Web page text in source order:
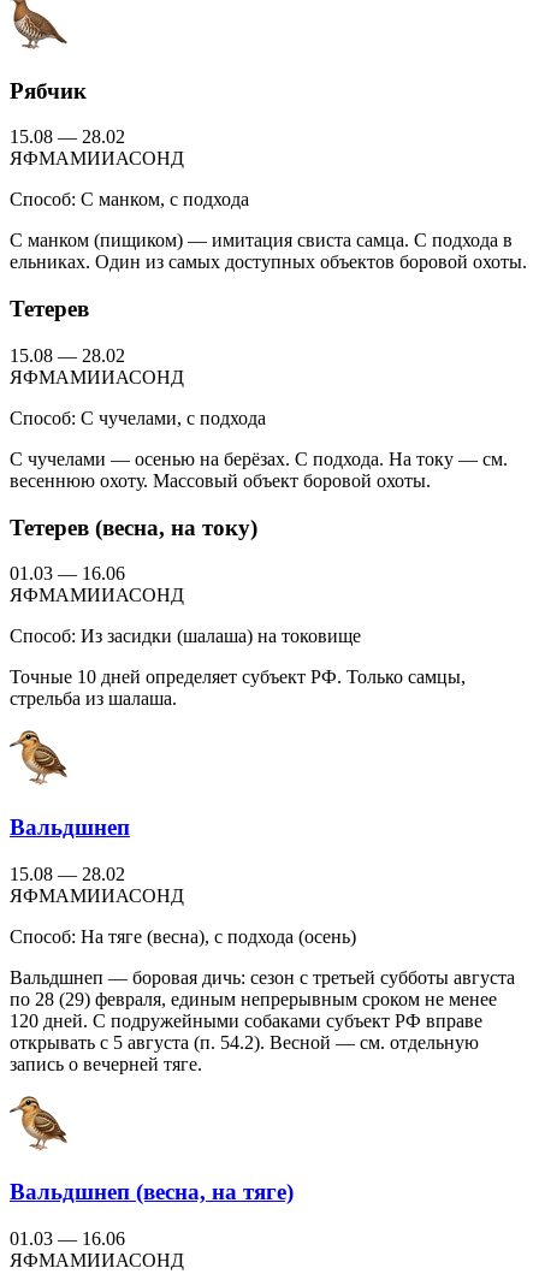
Рябчик
15.08 — 28.02
ЯФМАМИИАСОНД
Способ: С манком, с подхода
С манком (пищиком) — имитация свиста самца. С подхода в
ельниках. Один из самых доступных объектов боровой охоты.
Тетерев
15.08 — 28.02
ЯФМАМИИАСОНД
Способ: С чучелами, с подхода
С чучелами — осенью на берёзах. С подхода. На току — см.
весеннюю охоту. Массовый объект боровой охоты.
Тетерев (весна, на току)
01.03 — 16.06
ЯФМАМИИАСОНД
Способ: Из засидки (шалаша) на токовище
Точные 10 дней определяет субъект РФ. Только самцы,
стрельба из шалаша.
Вальдшнеп
15.08 — 28.02
ЯФМАМИИАСОНД
Способ: На тяге (весна), с подхода (осень)
Вальдшнеп — боровая дичь: сезон с третьей субботы августа
по 28 (29) февраля, единым непрерывным сроком не менее
120 дней. С подружейными собаками субъект РФ вправе
открывать с 5 августа (п. 54.2). Весной — см. отдельную
запись о вечерней тяге.
Вальдшнеп (весна, на тяге)
01.03 — 16.06
ЯФМАМИИАСОНД